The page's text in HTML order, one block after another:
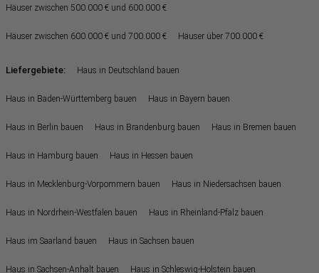
Häuser zwischen 500.000 € und 600.000 €
Häuser zwischen 600.000 € und 700.000 € Häuser über 700.000 €
Liefergebiete: Haus in Deutschland bauen
Haus in Baden-Württemberg bauen Haus in Bayern bauen
Haus in Berlin bauen Haus in Brandenburg bauen Haus in Bremen bauen
Haus in Hamburg bauen Haus in Hessen bauen
Haus in Mecklenburg-Vorpommern bauen Haus in Niedersachsen bauen
Haus in Nordrhein-Westfalen bauen Haus in Rheinland-Pfalz bauen
Haus im Saarland bauen Haus in Sachsen bauen
Haus in Sachsen-Anhalt bauen Haus in Schleswig-Holstein bauen